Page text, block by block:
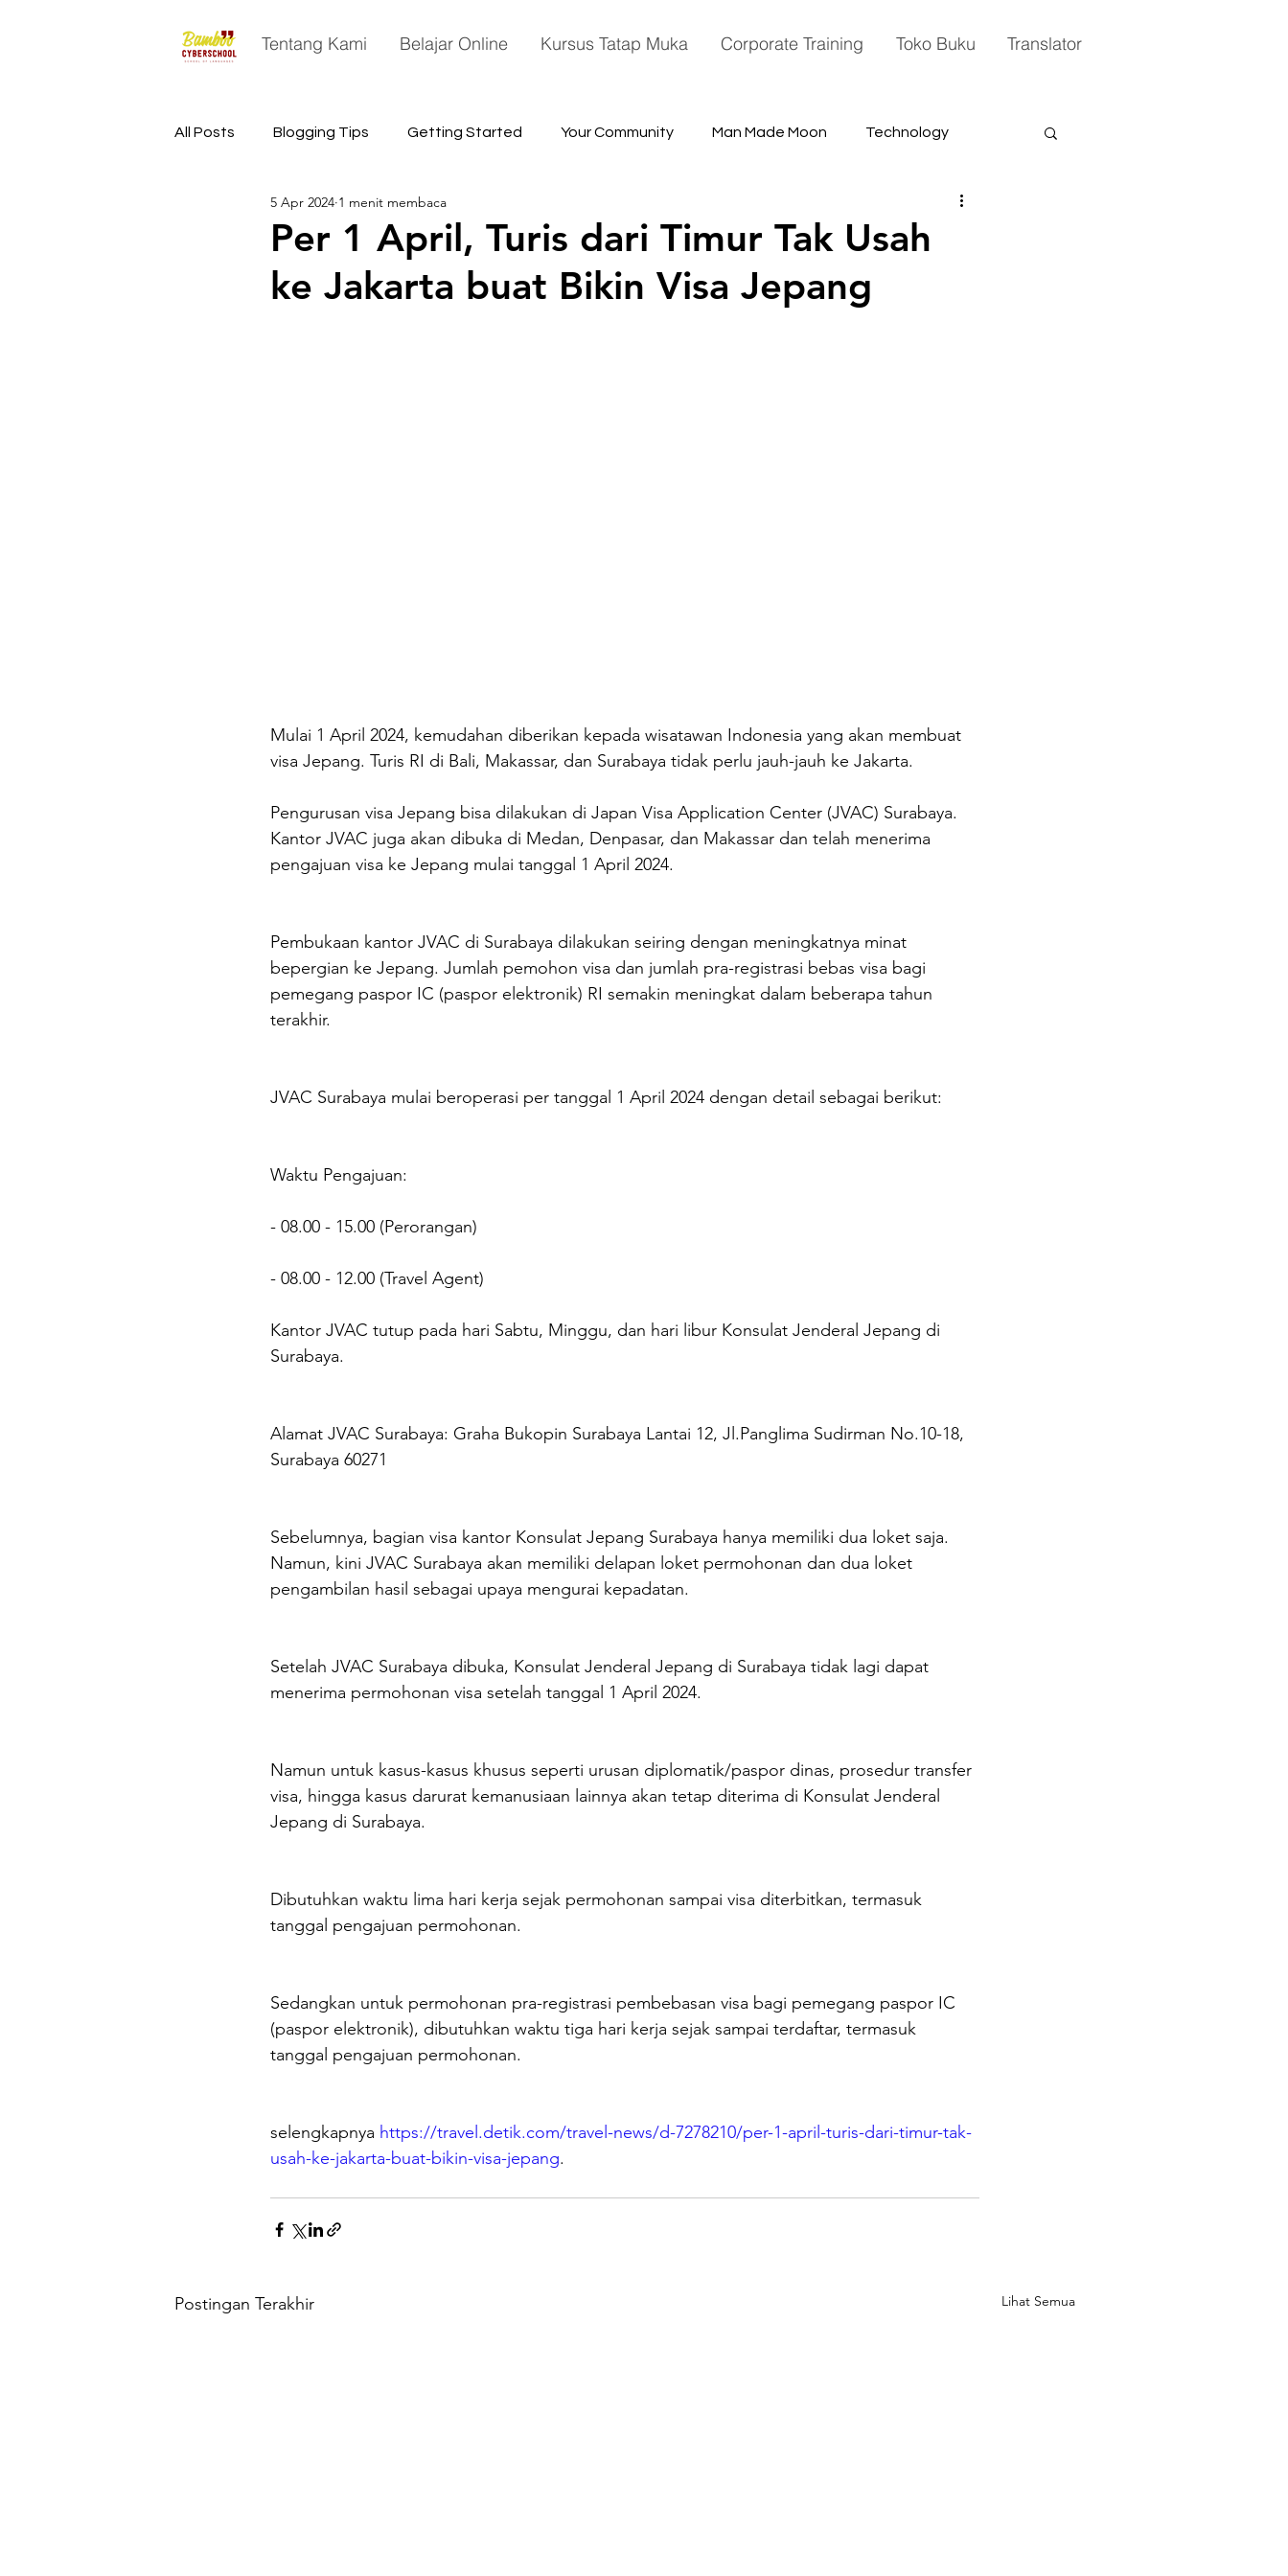
Tentang Kami Belajar Online Kursus Tatap Muka Corporate Training Toko Buku Translator
All Posts Blogging Tips Getting Started Your Community Man Made Moon Technology
Astronomy Space
Per 1 April, Turis dari Timur Tak Usah
ke Jakarta buat Bikin Visa Jepang
5 Apr 2024 1 menit membaca
Mulai 1 April 2024, kemudahan diberikan kepada wisatawan Indonesia yang akan membuat
visa Jepang. Turis RI di Bali, Makassar, dan Surabaya tidak perlu jauh-jauh ke Jakarta.
Pengurusan visa Jepang bisa dilakukan di Japan Visa Application Center (JVAC) Surabaya.
Kantor JVAC juga akan dibuka di Medan, Denpasar, dan Makassar dan telah menerima
pengajuan visa ke Jepang mulai tanggal 1 April 2024.
Pembukaan kantor JVAC di Surabaya dilakukan seiring dengan meningkatnya minat
bepergian ke Jepang. Jumlah pemohon visa dan jumlah pra-registrasi bebas visa bagi
pemegang paspor IC (paspor elektronik) RI semakin meningkat dalam beberapa tahun
terakhir.
JVAC Surabaya mulai beroperasi per tanggal 1 April 2024 dengan detail sebagai berikut:
Waktu Pengajuan:
- 08.00 - 15.00 (Perorangan)
- 08.00 - 12.00 (Travel Agent)
Kantor JVAC tutup pada hari Sabtu, Minggu, dan hari libur Konsulat Jenderal Jepang di
Surabaya.
Alamat JVAC Surabaya: Graha Bukopin Surabaya Lantai 12, Jl.Panglima Sudirman No.10-18,
Surabaya 60271
Sebelumnya, bagian visa kantor Konsulat Jepang Surabaya hanya memiliki dua loket saja.
Namun, kini JVAC Surabaya akan memiliki delapan loket permohonan dan dua loket
pengambilan hasil sebagai upaya mengurai kepadatan.
Setelah JVAC Surabaya dibuka, Konsulat Jenderal Jepang di Surabaya tidak lagi dapat
menerima permohonan visa setelah tanggal 1 April 2024.
Namun untuk kasus-kasus khusus seperti urusan diplomatik/paspor dinas, prosedur transfer
visa, hingga kasus darurat kemanusiaan lainnya akan tetap diterima di Konsulat Jenderal
Jepang di Surabaya.
Dibutuhkan waktu lima hari kerja sejak permohonan sampai visa diterbitkan, termasuk
tanggal pengajuan permohonan.
Sedangkan untuk permohonan pra-registrasi pembebasan visa bagi pemegang paspor IC
(paspor elektronik), dibutuhkan waktu tiga hari kerja sejak sampai terdaftar, termasuk
tanggal pengajuan permohonan.
selengkapnya https://travel.detik.com/travel-news/d-7278210/per-1-april-turis-dari-timur-tak-
usah-ke-jakarta-buat-bikin-visa-jepang.
Postingan Terakhir Lihat Semua